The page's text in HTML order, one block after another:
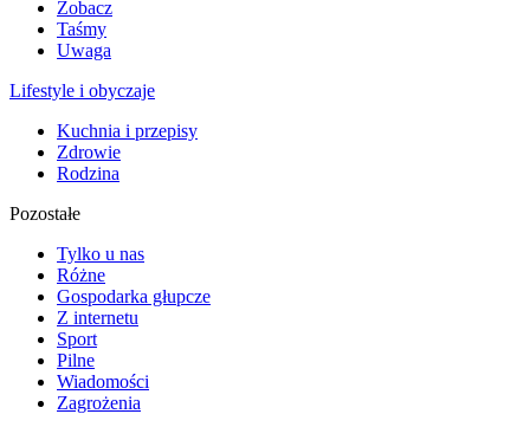
Zobacz
Taśmy
Uwaga
Lifestyle i obyczaje
Kuchnia i przepisy
Zdrowie
Rodzina
Pozostałe
Tylko u nas
Różne
Gospodarka głupcze
Z internetu
Sport
Pilne
Wiadomości
Zagrożenia